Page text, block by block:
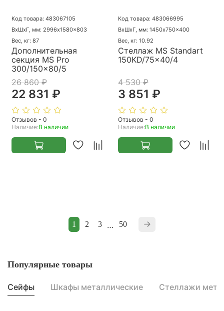
Код товара: 483067105
ВхШхГ, мм: 2996x1580x803
Вес, кг: 87
Дополнительная
секция MS Pro
300/150x80/5
26 860 ₽
22 831 ₽
Отзывов - 0
Наличие:В наличии
Код товара: 483066995
ВхШхГ, мм: 1450x750x400
Вес, кг: 10.92
Стеллаж MS Standart
150KD/75x40/4
4 530 ₽
3 851 ₽
Отзывов - 0
Наличие:В наличии
1 2 3 … 50
Популярные товары
Сейфы Шкафы металлические Стеллажи